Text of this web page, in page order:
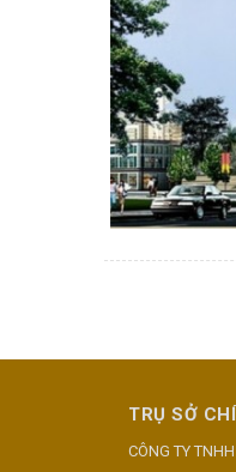
TRỤ SỞ
CÔNG TY